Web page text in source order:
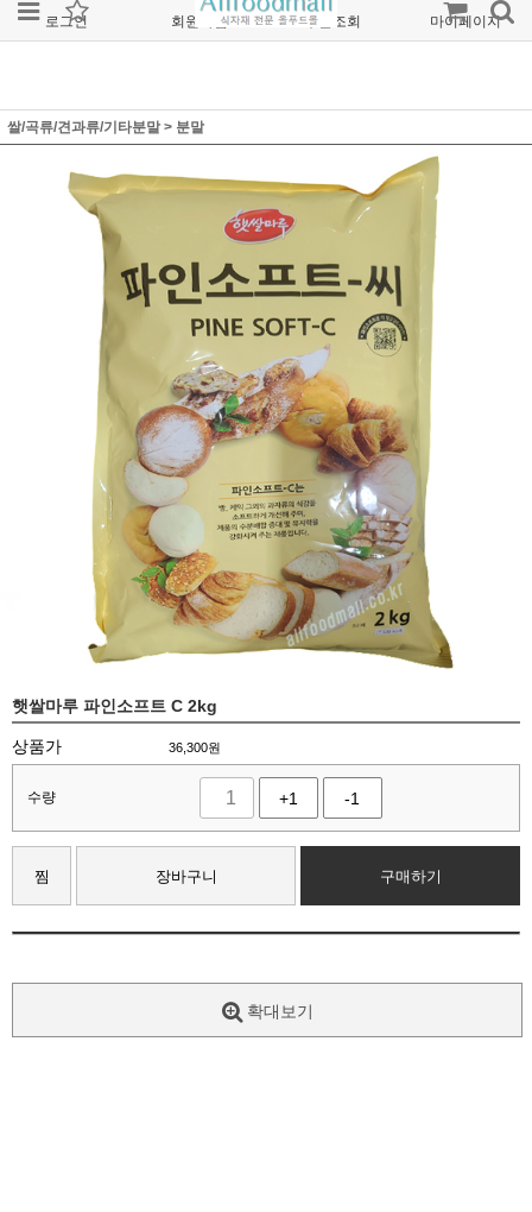
로그인 회원가입 주문조회 마이페이지
쌀/곡류/견과류/기타분말 > 분말
햇쌀마루 파인소프트 C 2kg
상품가 36,300원
수량 +1 -1
찜 장바구니 구매하기
확대보기